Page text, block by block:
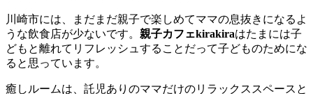
川崎市には、まだまだ親子で楽しめてママの息抜きになるよ
うな飲食店が少ないです。 親子カフェkirakiraはたまには子
どもと離れてリフレッシュすることだって子どものためにな
ると思っています。
癒しルームは、託児ありのママだけのリラックススペースと